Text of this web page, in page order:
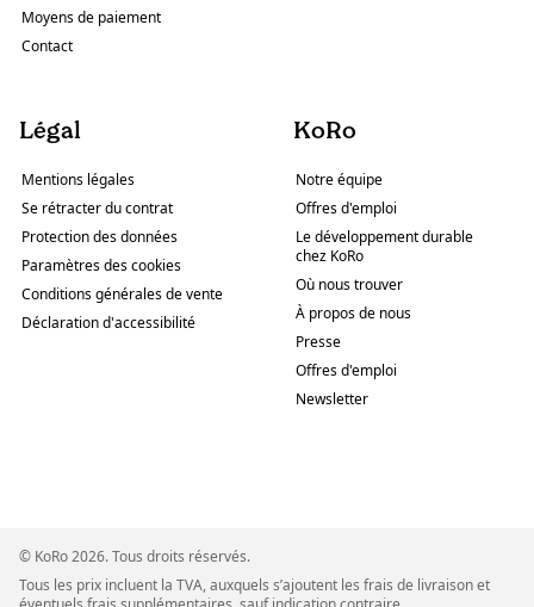
Moyens de paiement
Contact
Légal
Mentions légales
Se rétracter du contrat
Protection des données
Paramètres des cookies
Conditions générales de vente
Déclaration d'accessibilité
KoRo
Notre équipe
Offres d'emploi
Le développement durable
chez KoRo
Où nous trouver
À propos de nous
Presse
Offres d'emploi
Newsletter
© KoRo 2026. Tous droits réservés.
Tous les prix incluent la TVA, auxquels s’ajoutent les frais de livraison et